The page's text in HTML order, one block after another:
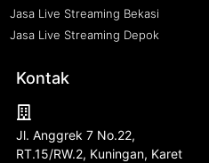
Jasa Live Streaming Bekasi
Jasa Live Streaming Depok
Kontak
Jl. Anggrek 7 No.22,
RT.15/RW.2, Kuningan, Karet